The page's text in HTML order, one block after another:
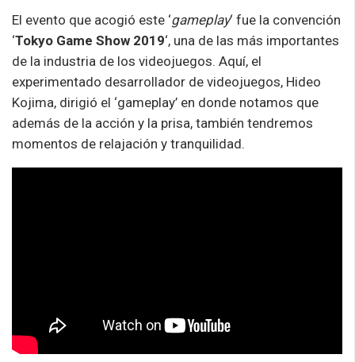
El evento que acogió este ‘gameplay‘ fue la convención
‘Tokyo Game Show 2019‘, una de las más importantes
de la industria de los videojuegos. Aquí, el
experimentado desarrollador de videojuegos, Hideo
Kojima, dirigió el ‘gameplay’ en donde notamos que
además de la acción y la prisa, también tendremos
momentos de relajación y tranquilidad.